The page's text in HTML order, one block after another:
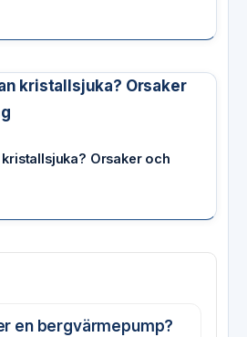
Orsaker och
en bergvärmepump?